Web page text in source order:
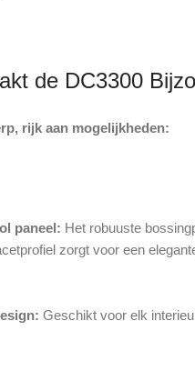
de DC3300
rijk aan mogelijkheden:
paneel: Het robuuste
zorgt voor een
Geschikt voor elk